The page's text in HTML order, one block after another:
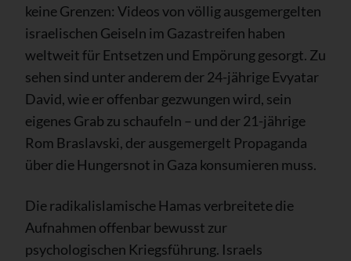
keine Grenzen: Videos von völlig ausgemergelten
israelischen Geiseln im Gazastreifen haben
weltweit für Entsetzen und Empörung gesorgt. Zu
sehen sind unter anderem der 24-jährige Evyatar
David, wie er offenbar gezwungen wird, sein
eigenes Grab zu schaufeln – und der 21-jährige
Rom Braslavski, der ausgemergelt Propaganda
über die Hungersnot in Gaza konsumieren muss.
Die radikalislamische Hamas verbreitete die
Aufnahmen offenbar bewusst zur
psychologischen Kriegsführung. Israels